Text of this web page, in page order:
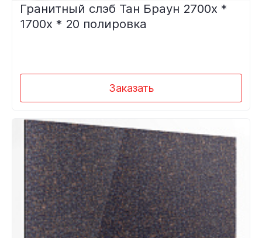
Гранитный слэб Тан Браун 2700х *
1700х * 20 полировка
Заказать